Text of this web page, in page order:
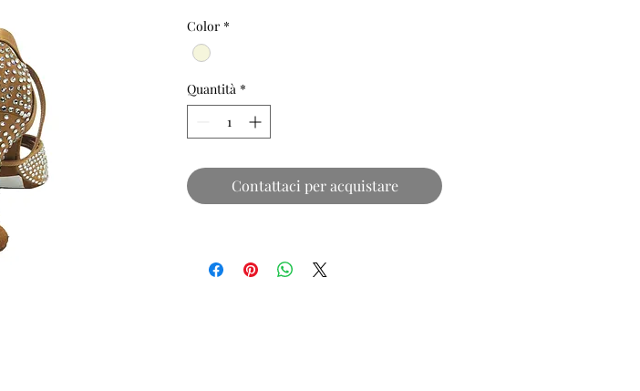
Color *
Quantità *
Contattaci per acquistare